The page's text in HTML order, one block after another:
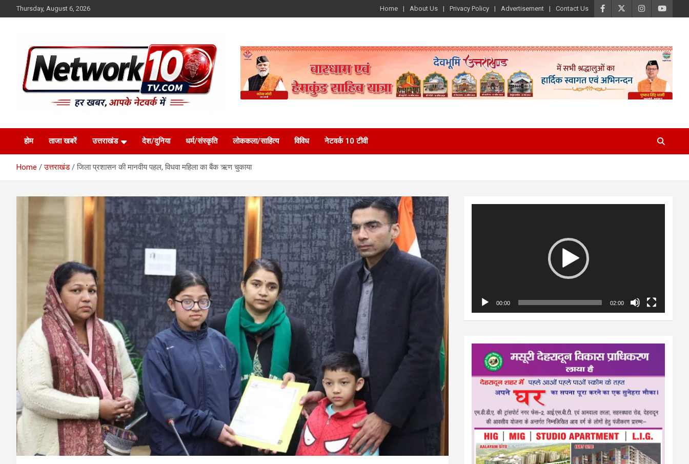
to
Thursday, August 6, 2026 Home About Us Privacy Policy Advertisement Contact Us
Network10tv
होम ताजा खबरें उत्तराखंड देश/दुनिया धर्म/संस्कृति लोककला/साहित्य विविध नेटवर्क 10 टीवी
Home उत्तराखंड जिला प्रशासन की मानवीय पहल, विधवा महिला का बैंक ऋण चुकाया
00:00 02:00